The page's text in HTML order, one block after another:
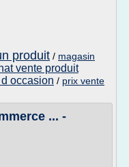
produit / magasin
vente produit
occasion / prix vente
... -